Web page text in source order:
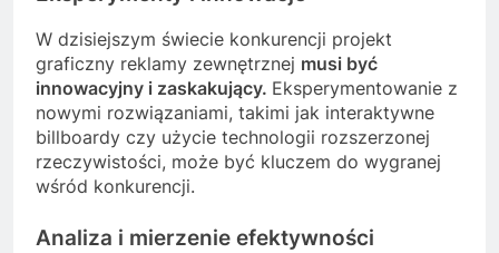
W dzisiejszym świecie konkurencji projekt
graficzny reklamy zewnętrznej musi być
innowacyjny i zaskakujący. Eksperymentowanie z
nowymi rozwiązaniami, takimi jak interaktywne
billboardy czy użycie technologii rozszerzonej
rzeczywistości, może być kluczem do wygranej
wśród konkurencji.
Analiza i mierzenie efektywności